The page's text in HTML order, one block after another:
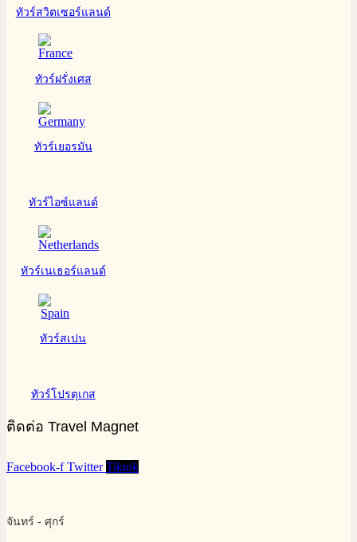
ทัวร์สวิตเซอร์แลนด์
ทัวร์ฝรั่งเศส
ทัวร์เยอรมัน
ทัวร์ไอซ์แลนด์
ทัวร์เนเธอร์แลนด์
ทัวร์สเปน
ทัวร์โปรตุเกส
ติดต่อ Travel Magnet
Facebook-f Twitter Tiktok
จันทร์ - ศุกร์